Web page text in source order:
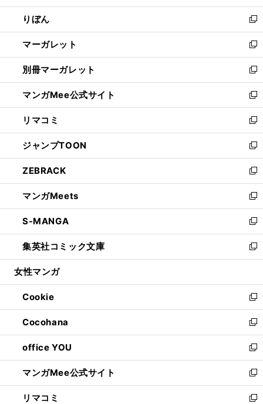
開
く
ウ
で
開
く
ン
ド
ウ
で
開
く
ウ
ィ
ン
ド
ウ
で
開
く
りぼん
新
し
い
ウ
ィ
ン
ド
ウ
で
開
く
マーガレット
新
し
い
ウ
ィ
ン
ド
ウ
で
開
く
別冊マーガレット
新
し
い
ウ
ィ
ン
ド
ウ
で
開
く
マンガMee公式サイト
新
し
い
ウ
ィ
ン
ド
ウ
で
開
く
リマコミ
新
し
い
ウ
ィ
ン
ド
ウ
で
開
く
ジャンプTOON
新
し
い
ウ
ィ
ン
ド
ウ
で
開
ZEBRACK
新
し
い
ウ
ィ
ン
ド
ウ
開
く
マンガMeets
新
し
い
ウ
ィ
ン
ウ
で
開
く
S-MANGA
新
し
い
ウ
ン
ド
ウ
で
開
く
集英社コミック文庫
新
し
ウ
ィ
ン
ド
ウ
で
開
く
女性マンガ
Cookie
新
し
い
ウ
ィ
ン
ド
ウ
で
Cocohana
新
し
い
ウ
ィ
ン
ド
office YOU
新
し
い
ウ
ィ
マンガMee公式サイト
新
し
い
リマコミ 新